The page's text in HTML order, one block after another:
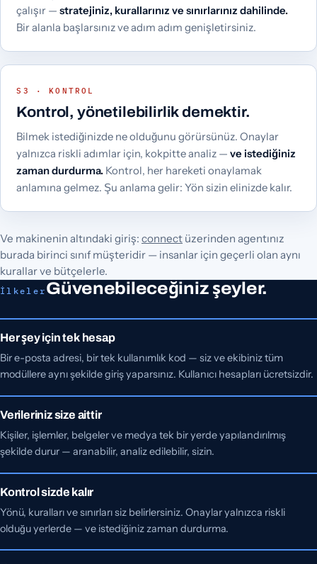
çalışır —stratejiniz, kurallarınız ve sınırlarınız dahilinde.
Bir alanla başlarsınız ve adım adım genişletirsiniz.
S3 · KONTROL
Kontrol, yönetilebilirlik demektir.
Bilmek istediğinizde ne olduğunu görürsünüz. Onaylar
yalnızca riskli adımlar için, kokpitte analiz —ve istediğiniz
zaman durdurma. Kontrol, her hareketi onaylamak
anlamına gelmez. Şu anlama gelir: Yön sizin elinizde kalır.
Ve makinenin altındaki giriş: connect üzerinden agentınız
burada birinci sınıf müşteridir — insanlar için geçerli olan aynı
kurallar ve bütçelerle.
İlkeler Güvenebileceğiniz şeyler.
Her şey için tek hesap
Bir e-posta adresi, bir tek kullanımlık kod — siz ve ekibiniz tüm
modüllere aynı şekilde giriş yaparsınız. Kullanıcı hesapları ücretsizdir.
Verileriniz size aittir
Kişiler, işlemler, belgeler ve medya tek bir yerde yapılandırılmış
şekilde durur — aranabilir, analiz edilebilir, sizin.
Kontrol sizde kalır
Yönü, kuralları ve sınırları siz belirlersiniz. Onaylar yalnızca riskli
olduğu yerlerde — ve istediğiniz zaman durdurma.